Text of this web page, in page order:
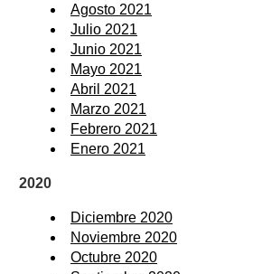
Agosto 2021
Julio 2021
Junio 2021
Mayo 2021
Abril 2021
Marzo 2021
Febrero 2021
Enero 2021
2020
Diciembre 2020
Noviembre 2020
Octubre 2020